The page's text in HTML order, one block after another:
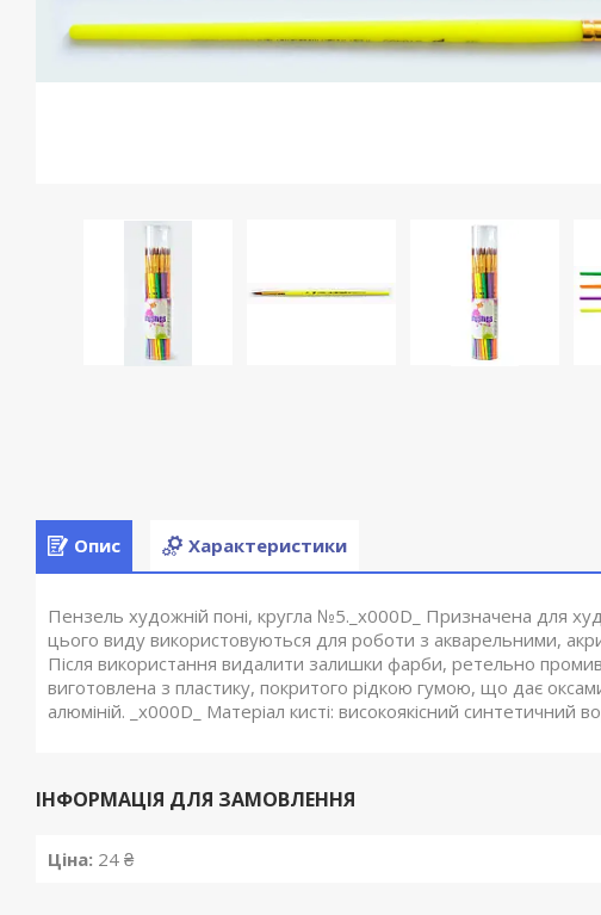
Опис Характеристики
Пензель художній поні, кругла №5._x000D_ Призначена для
цього виду використовуються для роботи з акварельними,
Після використання видалити залишки фарби, ретельно
виготовлена з пластику, покритого рідкою гумою, що дає
алюміній. _x000D_ Матеріал кисті: високоякісний синтетичний
ІНФОРМАЦІЯ ДЛЯ ЗАМОВЛЕННЯ
Ціна: 24 ₴